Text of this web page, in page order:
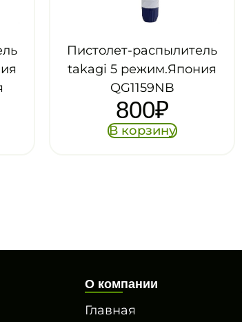
Пистолет-распылитель
takagi 5 режим.Япония
QG1159FJ
800
В корзину
О компании
Главная